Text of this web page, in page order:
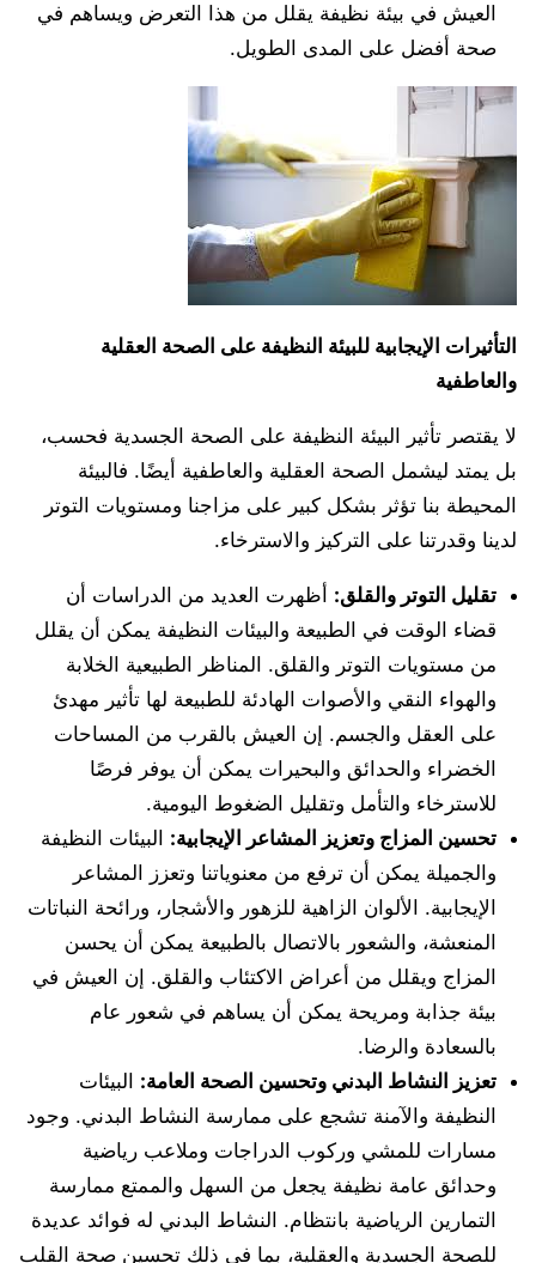
العيش في بيئة نظيفة يقلل من هذا التعرض ويساهم في
صحة أفضل على المدى الطويل.
التأثيرات الإيجابية للبيئة النظيفة على الصحة العقلية
والعاطفية
لا يقتصر تأثير البيئة النظيفة على الصحة الجسدية فحسب،
بل يمتد ليشمل الصحة العقلية والعاطفية أيضًا. فالبيئة
المحيطة بنا تؤثر بشكل كبير على مزاجنا ومستويات التوتر
لدينا وقدرتنا على التركيز والاسترخاء.
تقليل التوتر والقلق: أظهرت العديد من الدراسات أن
قضاء الوقت في الطبيعة والبيئات النظيفة يمكن أن يقلل
من مستويات التوتر والقلق. المناظر الطبيعية الخلابة
والهواء النقي والأصوات الهادئة للطبيعة لها تأثير مهدئ
على العقل والجسم. إن العيش بالقرب من المساحات
الخضراء والحدائق والبحيرات يمكن أن يوفر فرصًا
للاسترخاء والتأمل وتقليل الضغوط اليومية.
تحسين المزاج وتعزيز المشاعر الإيجابية: البيئات النظيفة
والجميلة يمكن أن ترفع من معنوياتنا وتعزز المشاعر
الإيجابية. الألوان الزاهية للزهور والأشجار، ورائحة النباتات
المنعشة، والشعور بالاتصال بالطبيعة يمكن أن يحسن
المزاج ويقلل من أعراض الاكتئاب والقلق. إن العيش في
بيئة جذابة ومريحة يمكن أن يساهم في شعور عام
بالسعادة والرضا.
تعزيز النشاط البدني وتحسين الصحة العامة: البيئات
النظيفة والآمنة تشجع على ممارسة النشاط البدني. وجود
مسارات للمشي وركوب الدراجات وملاعب رياضية
وحدائق عامة نظيفة يجعل من السهل والممتع ممارسة
التمارين الرياضية بانتظام. النشاط البدني له فوائد عديدة
للصحة الجسدية والعقلية، بما في ذلك تحسين صحة القلب